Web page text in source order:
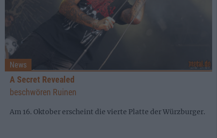
News
A Secret Revealed
beschwören Ruinen
Am 16. Oktober erscheint die vierte Platte der Würzburger.